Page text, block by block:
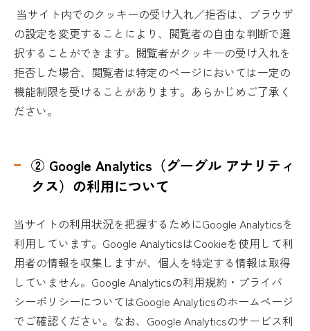
当サイト内でのクッキーの受け入れ／拒否は、ブラウザ
の設定を変更することにより、閲覧者の自由な判断で選
択することができます。閲覧者がクッキーの受け入れを
拒否した場合、閲覧者は特定のページにおいては一定の
機能制限を受けることがあります。あらかじめご了承く
ださい。
② Google Analytics（グーグル アナリティ
クス）の利用について
当サイトの利用状況を把握するためにGoogle Analyticsを
利用しています。Google AnalyticsはCookieを使用して利
用者の情報を収集しますが、個人を特定する情報は取得
していません。Google Analyticsの利用規約・プライバ
シーポリシーについてはGoogle Analyticsのホームページ
でご確認ください。なお、Google Analyticsのサービス利